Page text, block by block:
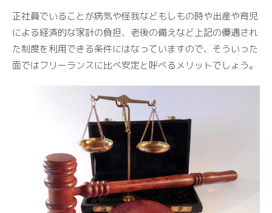
正社員でいることが病気や怪我などもしもの時や出産や育児
による経済的な家計の負担、老後の備えなど上記の優遇され
た制度を利用できる条件にはなっていますので、そういった
面ではフリーランスに比べ安定と呼べるメリットでしょう。